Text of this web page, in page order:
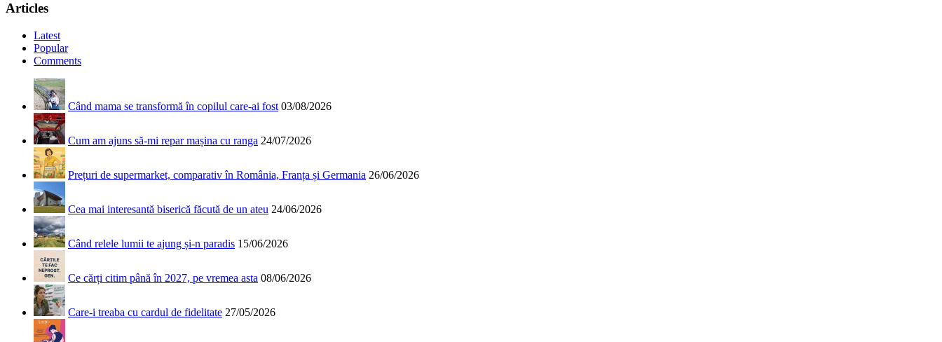
Articles
Latest
Popular
Comments
Când mama se transformă în copilul care-ai fost 03/08/2026
Cum am ajuns să-mi repar mașina cu ranga 24/07/2026
Prețuri de supermarket, comparativ în România, Franța și Germania 26/06/2026
Cea mai interesantă biserică făcută de un ateu 24/06/2026
Când relele lumii te ajung și-n paradis 15/06/2026
Ce cărți citim până în 2027, pe vremea asta 08/06/2026
Care-i treaba cu cardul de fidelitate 27/05/2026